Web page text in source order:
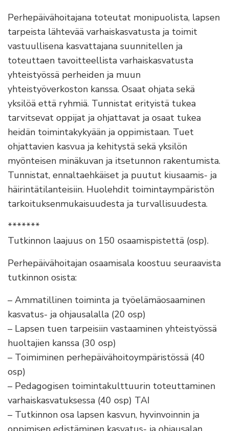
Perhepäivähoitajana toteutat monipuolista, lapsen
tarpeista lähtevää varhaiskasvatusta ja toimit
vastuullisena kasvattajana suunnitellen ja
toteuttaen tavoitteellista varhaiskasvatusta
yhteistyössä perheiden ja muun
yhteistyöverkoston kanssa. Osaat ohjata sekä
yksilöä että ryhmiä. Tunnistat erityistä tukea
tarvitsevat oppijat ja ohjattavat ja osaat tukea
heidän toimintakykyään ja oppimistaan. Tuet
ohjattavien kasvua ja kehitystä sekä yksilön
myönteisen minäkuvan ja itsetunnon rakentumista.
Tunnistat, ennaltaehkäiset ja puutut kiusaamis- ja
häirintätilanteisiin. Huolehdit toimintaympäristön
tarkoituksenmukaisuudesta ja turvallisuudesta.
*******
Tutkinnon laajuus on 150 osaamispistettä (osp).
Perhepäivähoitajan osaamisala koostuu seuraavista
tutkinnon osista:
– Ammatillinen toiminta ja työelämäosaaminen
kasvatus- ja ohjausalalla (20 osp)
– Lapsen tuen tarpeisiin vastaaminen yhteistyössä
huoltajien kanssa (30 osp)
– Toimiminen perhepäivähoitoympäristössä (40
osp)
– Pedagogisen toimintakulttuurin toteuttaminen
varhaiskasvatuksessa (40 osp) TAI
– Tutkinnon osa lapsen kasvun, hyvinvoinnin ja